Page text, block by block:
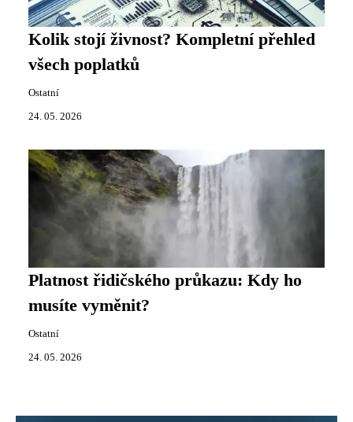
Kolik stojí živnost? Kompletní přehled
všech poplatků
Ostatní
24. 05. 2026
Platnost řidičského průkazu: Kdy ho
musíte vyměnit?
Ostatní
24. 05. 2026